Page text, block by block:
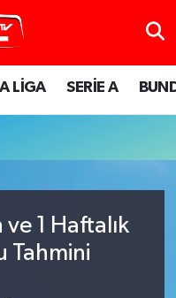
LİGA SERİE A
1 Haftalık
Tahmini